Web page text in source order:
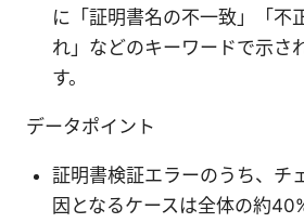
に「証明書名の不一致」「不
れ」などのキーワードで示さ
す。
データポイント
証明書検証エラーのうち、チ
因となるケースは全体の約